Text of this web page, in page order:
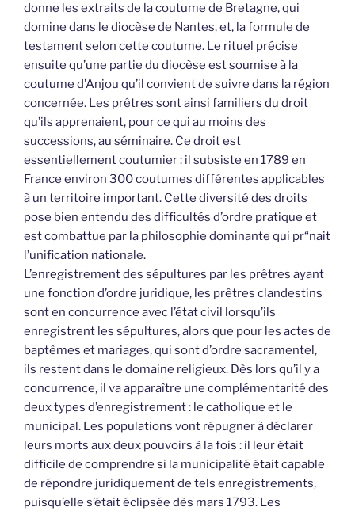
donne les extraits de la coutume de Bretagne, qui
domine dans le diocèse de Nantes, et, la formule de
testament selon cette coutume. Le rituel précise
ensuite qu’une partie du diocèse est soumise à la
coutume d’Anjou qu’il convient de suivre dans la région
concernée. Les prêtres sont ainsi familiers du droit
qu’ils apprenaient, pour ce qui au moins des
successions, au séminaire. Ce droit est
essentiellement coutumier : il subsiste en 1789 en
France environ 300 coutumes différentes applicables
à un territoire important. Cette diversité des droits
pose bien entendu des difficultés d’ordre pratique et
est combattue par la philosophie dominante qui pr“nait
l’unification nationale.
L’enregistrement des sépultures par les prêtres ayant
une fonction d’ordre juridique, les prêtres clandestins
sont en concurrence avec l’état civil lorsqu’ils
enregistrent les sépultures, alors que pour les actes de
baptêmes et mariages, qui sont d’ordre sacramentel,
ils restent dans le domaine religieux. Dès lors qu’il y a
concurrence, il va apparaître une complémentarité des
deux types d’enregistrement : le catholique et le
municipal. Les populations vont répugner à déclarer
leurs morts aux deux pouvoirs à la fois : il leur était
difficile de comprendre si la municipalité était capable
de répondre juridiquement de tels enregistrements,
puisqu’elle s’était éclipsée dès mars 1793. Les